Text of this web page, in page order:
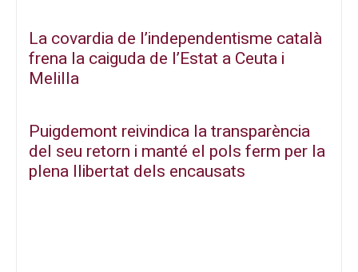
La covardia de l’independentisme català
frena la caiguda de l’Estat a Ceuta i
Melilla
Puigdemont reivindica la transparència
del seu retorn i manté el pols ferm per la
plena llibertat dels encausats